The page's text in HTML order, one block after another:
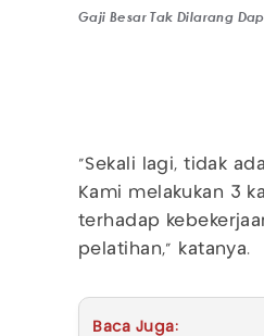
Gaji Besar Tak Dilarang
"Sekali lagi, tidak
Kami melakukan 3
terhadap
pelatihan," katanya.
Baca Juga: